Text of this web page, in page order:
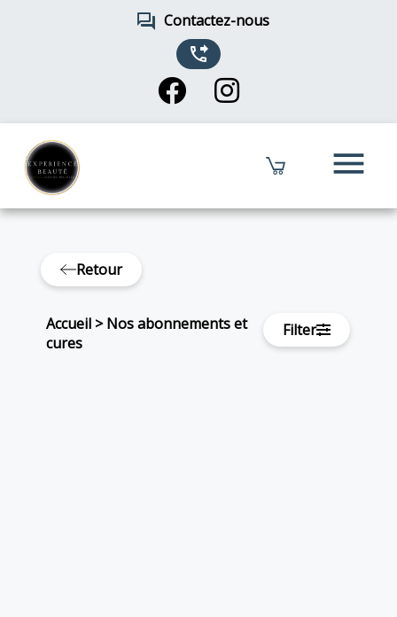
forum Contactez-nous
phone_forwarded
menu
Retour
Accueil >Nos abonnements et
cures
Filter